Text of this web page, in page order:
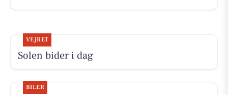
VEJRET
Solen bider i dag
BILER